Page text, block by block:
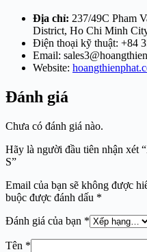
Địa chỉ: 237/49C Pham
District, Ho Chi Minh
Điện thoại kỹ thuật: +84
Email:
Website:
Đánh giá
Chưa có đánh giá nào.
Hãy là người đầu tiên nhận
S”
Email của bạn sẽ không được
buộc được đánh dấu *
Đánh giá của bạn *
Tên *